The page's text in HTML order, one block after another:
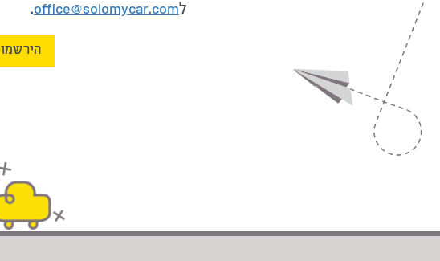
לoffice@solomycar.com
.
הירשמו